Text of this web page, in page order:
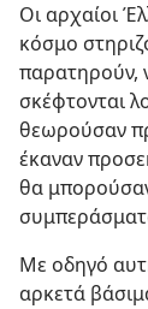
Οι αρχαίοι
κόσμο
παρατηρούν,
σκέφτονται
θεωρούσαν
έκαναν
θα
Με οδηγό
αρκετά